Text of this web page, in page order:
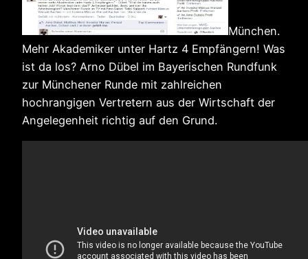
München.
Mehr Akademiker unter Hartz 4 Empfängern! Was
ist da los? Arno Dübel im Bayerischen Rundfunk
zur Münchener Runde mit zahlreichen
hochrangigen Vertretern aus der Wirtschaft der
Angelegenheit richtig auf den Grund.